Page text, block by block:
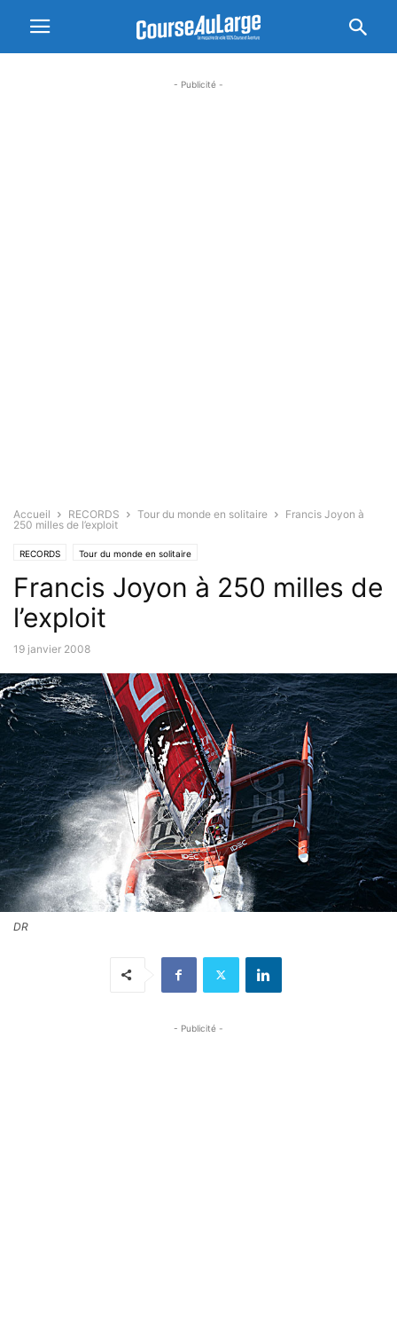
- Publicité -
Accueil RECORDS Tour du monde en solitaire
Francis Joyon à
250 milles de l’exploit
RECORDS Tour du monde en solitaire
Francis Joyon à 250 milles de
l’exploit
19 janvier 2008
DR
- Publicité -